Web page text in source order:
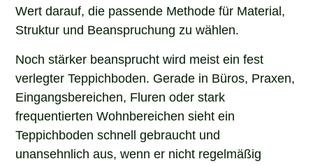
Wert darauf, die passende Methode für Material,
Struktur und Beanspruchung zu wählen.
Noch stärker beansprucht wird meist ein fest
verlegter Teppichboden. Gerade in Büros, Praxen,
Eingangsbereichen, Fluren oder stark
frequentierten Wohnbereichen sieht ein
Teppichboden schnell gebraucht und
unansehnlich aus, wenn er nicht regelmäßig